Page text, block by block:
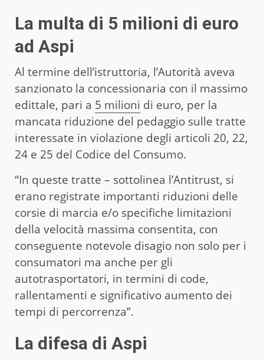
La multa di 5 milioni di euro
ad Aspi
Al termine dell’istruttoria, l’Autorità aveva
sanzionato la concessionaria con il massimo
edittale, pari a 5 milioni di euro, per la
mancata riduzione del pedaggio sulle tratte
interessate in violazione degli articoli 20, 22,
24 e 25 del Codice del Consumo.
“In queste tratte – sottolinea l’Antitrust, si
erano registrate importanti riduzioni delle
corsie di marcia e/o specifiche limitazioni
della velocità massima consentita, con
conseguente notevole disagio non solo per i
consumatori ma anche per gli
autotrasportatori, in termini di code,
rallentamenti e significativo aumento dei
tempi di percorrenza”.
La difesa di Aspi